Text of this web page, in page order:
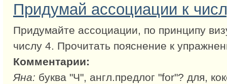
Придумай ассоциации к
Придумайте ассоциации, по принципу
числу 4. Прочитать пояснение к
Комментарии:
Яна: буква "Ч", англ.предлог "for"? для,